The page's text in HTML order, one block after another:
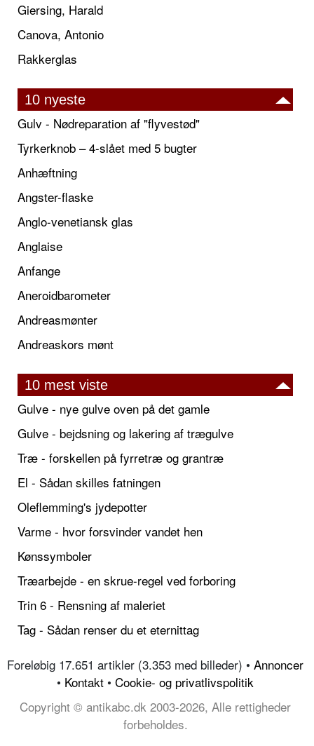
Giersing, Harald
Canova, Antonio
Rakkerglas
10 nyeste
Gulv - Nødreparation af "flyvestød"
Tyrkerknob – 4-slået med 5 bugter
Anhæftning
Angster-flaske
Anglo-venetiansk glas
Anglaise
Anfange
Aneroidbarometer
Andreasmønter
Andreaskors mønt
10 mest viste
Gulve - nye gulve oven på det gamle
Gulve - bejdsning og lakering af trægulve
Træ - forskellen på fyrretræ og grantræ
El - Sådan skilles fatningen
Oleflemming's jydepotter
Varme - hvor forsvinder vandet hen
Kønssymboler
Træarbejde - en skrue-regel ved forboring
Trin 6 - Rensning af maleriet
Tag - Sådan renser du et eternittag
Foreløbig 17.651 artikler (3.353 med billeder) • Annoncer
• Kontakt • Cookie- og privatlivspolitik
Copyright © antikabc.dk 2003-2026, Alle rettigheder
forbeholdes.